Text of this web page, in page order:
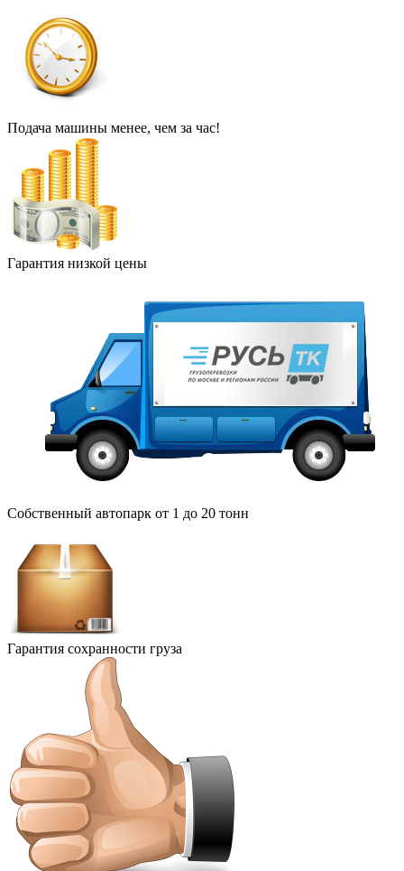
Подача машины менее, чем за час!
Гарантия низкой цены
Собственный автопарк от 1 до 20 тонн
Гарантия сохранности груза